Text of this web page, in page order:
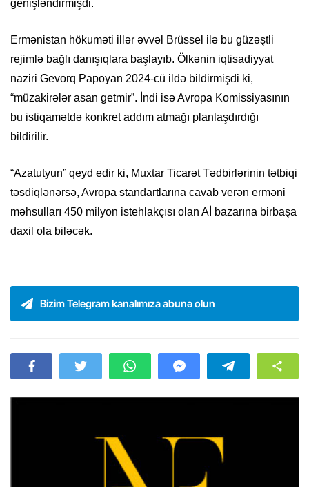
genişləndirmişdi.
Ermənistan hökuməti illər əvvəl Brüssel ilə bu güzəştli
rejimlə bağlı danışıqlara başlayıb. Ölkənin iqtisadiyyat
naziri Gevorq Papoyan 2024-cü ildə bildirmişdi ki,
“müzakirələr asan getmir”. İndi isə Avropa Komissiyasının
bu istiqamətdə konkret addım atmağı planlaşdırdığı
bildirilir.
“Azatutyun” qeyd edir ki, Muxtar Ticarət Tədbirlərinin tətbiqi
təsdiqlənərsə, Avropa standartlarına cavab verən erməni
məhsulları 450 milyon istehlakçısı olan Aİ bazarına birbaşa
daxil ola biləcək.
Bizim Telegram kanalımıza abunə olun